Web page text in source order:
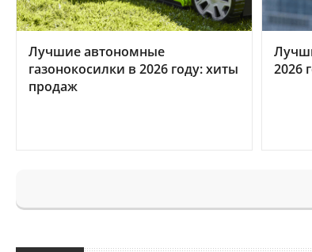
Лучшие автономные
газонокосилки в 2026 году: хиты
продаж
2026